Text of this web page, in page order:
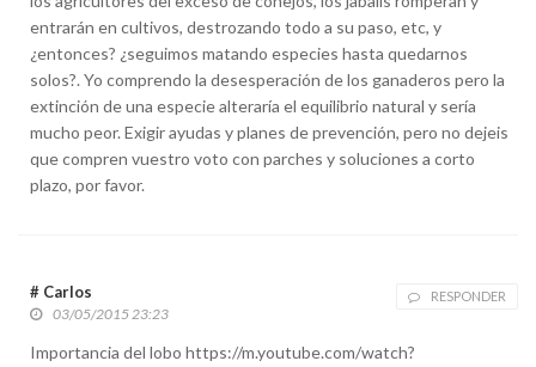
entrarán en cultivos, destrozando todo a su paso, etc, y
¿entonces? ¿seguimos matando especies hasta quedarnos
solos?. Yo comprendo la desesperación de los ganaderos pero la
extinción de una especie alteraría el equilibrio natural y sería
mucho peor. Exigir ayudas y planes de prevención, pero no dejeis
que compren vuestro voto con parches y soluciones a corto
plazo, por favor.
# Carlos RESPONDER
03/05/2015 23:23
Importancia del lobo https://m.youtube.com/watch?